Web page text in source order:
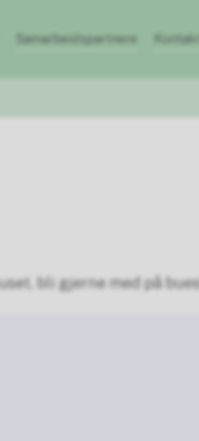
Samarbeidspartnere
bli gjerne med på